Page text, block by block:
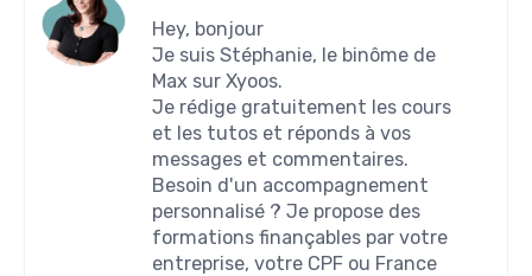
Hey, bonjour
Je suis Stéphanie, le binôme de
Max sur Xyoos.
Je rédige gratuitement les cours
et les tutos et réponds à vos
messages et commentaires.
Besoin d'un accompagnement
personnalisé ? Je propose des
formations finançables par votre
entreprise, votre CPF ou France